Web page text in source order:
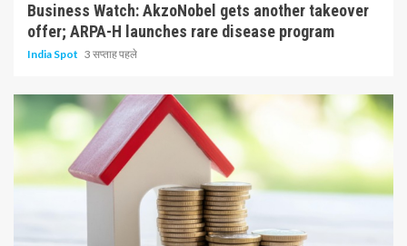
Business Watch: AkzoNobel gets another takeover
offer; ARPA-H launches rare disease program
India Spot 3 सप्ताह पहले